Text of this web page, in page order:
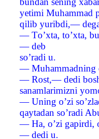
yetimi Muhammad
qilib yuribdi,—
— Тo’xta, to’xta,
— deb
so’radi u.
— Muhammadning
— Rost,— dedi
sanamlarimizni
— Uning o’zi
qaytadan so’radi
— Ha, o’zi gapirdi,
— dedi u.